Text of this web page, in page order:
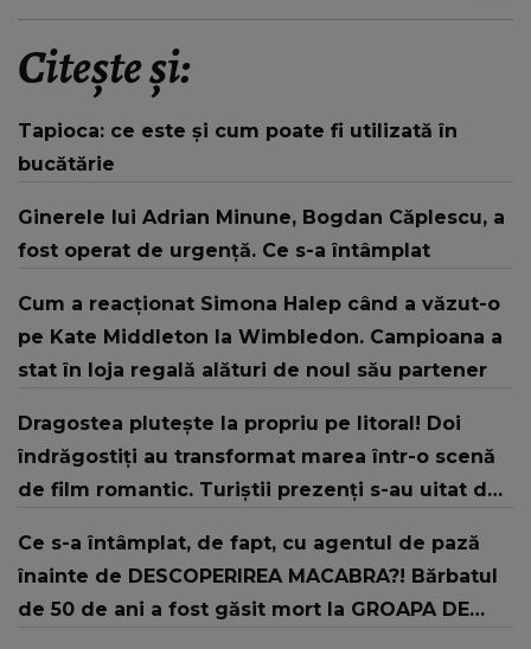
Citește și:
Tapioca: ce este și cum poate fi utilizată în
bucătărie
Ginerele lui Adrian Minune, Bogdan Căplescu, a
fost operat de urgență. Ce s-a întâmplat
Cum a reacționat Simona Halep când a văzut-o
pe Kate Middleton la Wimbledon. Campioana a
stat în loja regală alături de noul său partener
Dragostea plutește la propriu pe litoral! Doi
îndrăgostiți au transformat marea într-o scenă
de film romantic. Turiștii prezenți s-au uitat de
Ce s-a întâmplat, de fapt, cu agentul de pază
înainte de DESCOPERIREA MACABRA?! Bărbatul
de 50 de ani a fost găsit mort la GROAPA DE